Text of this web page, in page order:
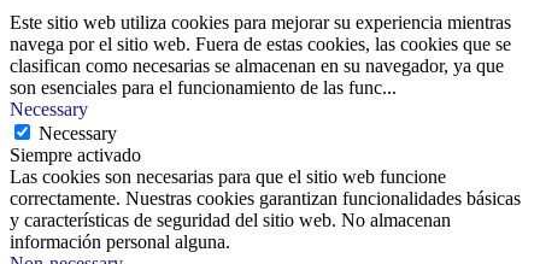
Este sitio web utiliza cookies para mejorar su experiencia mientras
navega por el sitio web. Fuera de estas cookies, las cookies que se
clasifican como necesarias se almacenan en su navegador, ya que
son esenciales para el funcionamiento de las func...
Necessary
Necessary
Siempre activado
Las cookies son necesarias para que el sitio web funcione
correctamente. Nuestras cookies garantizan funcionalidades básicas
y características de seguridad del sitio web. No almacenan
información personal alguna.